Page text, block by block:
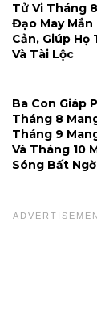
Tử Vi Tháng
Đạo May
Cản, Giúp Họ
Và Tài Lộc
Ba Con Giáp
Tháng 8
Tháng 9
Và Tháng 10
Sóng Bất